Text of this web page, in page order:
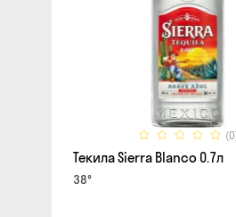
Текила Sierra Blanco 0.7л
38°